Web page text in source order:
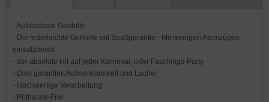
- Aufblasbare Gehhilfe
- Die federleichte Gehhilfe mit Spaßgarantie - Mit wenigen Atemzügen
einsatzbereit
- der absolute Hit auf jeder Karneval, oder Faschings-Party
- Dies garantiert Aufmerksamkeit und Lacher
- Hochwertige Verarbeitung
- Phthalate-Frei